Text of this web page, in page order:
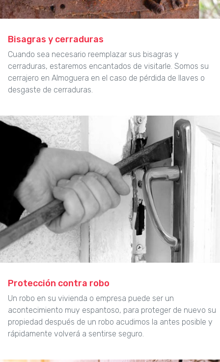
Bisagras y cerraduras
Cuando sea necesario reemplazar sus bisagras y
cerraduras, estaremos encantados de visitarle. Somos su
cerrajero en Almoguera en el caso de pérdida de llaves o
desgaste de cerraduras.
Protección contra robo
Un robo en su vivienda o empresa puede ser un
acontecimiento muy espantoso, para proteger de nuevo su
propiedad después de un robo acudimos la antes posible y
rápidamente volverá a sentirse seguro.